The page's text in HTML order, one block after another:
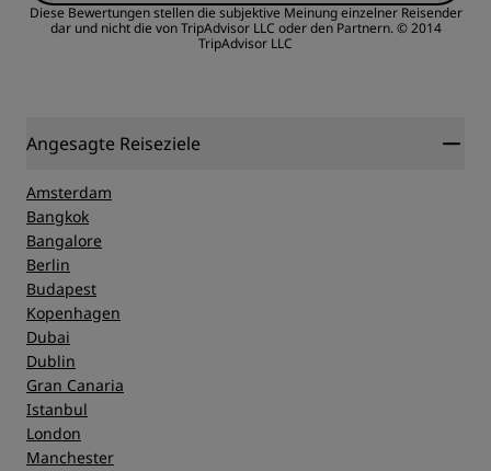
Sauberkeit
Service
Diese Bewertungen stellen die subjektive Meinung einzelner Reisender
dar und nicht die von TripAdvisor LLC oder den Partnern. © 2014
TripAdvisor LLC
Angesagte Reiseziele
Amsterdam
Bangkok
Bangalore
Berlin
Budapest
Kopenhagen
Dubai
Dublin
Gran Canaria
Istanbul
London
Manchester